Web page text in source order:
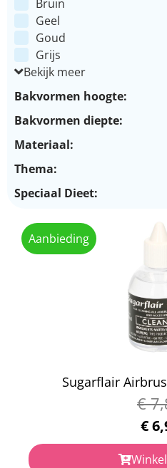
Bruin
Geel
Goud
Grijs
Bekijk meer
Bakvormen hoogte:
Bakvormen diepte:
Materiaal:
Thema:
Speciaal Dieet:
Aanbieding
Sugarflair
€
€